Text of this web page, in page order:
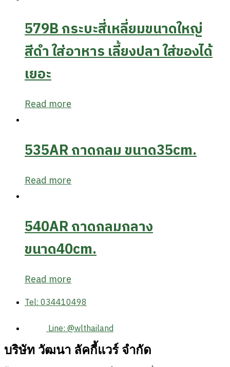
579B กระบะสี่เหลี่ยมขนาดใหญ่
สีดำ ใส่อาหาร เลี้ยงปลา ใส่ของได้
เยอะ
Read more
535AR ถาดกลม ขนาด35cm.
Read more
540AR ถาดกลมกลาง
ขนาด40cm.
Read more
Tel: 034410498
Line: @wlthailand
บริษัท วัฒนา ลัคกี้แวร์ จำกัด